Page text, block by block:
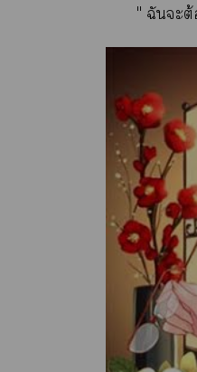
" ฉันะ